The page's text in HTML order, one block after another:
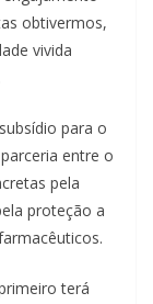
obtivermos,
vivida
para o
entre o
pela
proteção a
terá